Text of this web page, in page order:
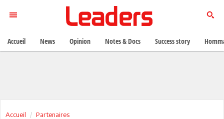
Accueil Partenaires
Accueil News Opinion Notes & Docs Success story